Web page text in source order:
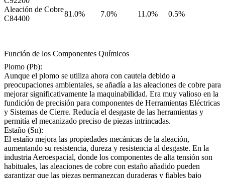
Aleación de Cobre
C84400
81.0% 7.0% 11.0% 0.5%
Función de los Componentes Químicos
Plomo (Pb):
Aunque el plomo se utiliza ahora con cautela debido a
preocupaciones ambientales, se añadía a las aleaciones de cobre para
mejorar significativamente la maquinabilidad. Era muy valioso en la
fundición de precisión para componentes de Herramientas Eléctricas
y Sistemas de Cierre. Reducía el desgaste de las herramientas y
permitía el mecanizado preciso de piezas intrincadas.
Estaño (Sn):
El estaño mejora las propiedades mecánicas de la aleación,
aumentando su resistencia, dureza y resistencia al desgaste. En la
industria Aeroespacial, donde los componentes de alta tensión son
habituales, las aleaciones de cobre con estaño añadido pueden
garantizar que las piezas permanezcan duraderas y fiables bajo